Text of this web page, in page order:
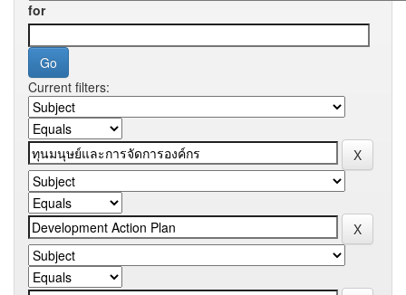
for
Current filters: